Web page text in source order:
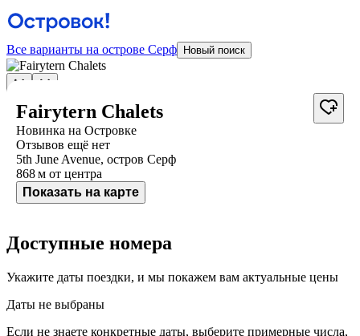
Все варианты на острове Серф Новый поиск
Fairytern Chalets
Новинка на Островке
Отзывов ещё нет
5th June Avenue, остров Серф
868 м от центра
Показать на карте
Доступные номера
Укажите даты поездки, и мы покажем вам актуальные цены
Даты не выбраны
Если не знаете конкретные даты, выберите примерные числа,